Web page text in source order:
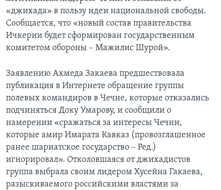
«джихада» в пользу идеи национальной свободы.
Сообщается, что «новый состав правительства
Ичкерии будет сформирован государственным
комитетом обороны – Мажилис Шурой».
Заявлению Ахмеда Закаева предшествовала
публикация в Интернете обращение группы
полевых командиров в Чечне, которые отказались
подчиняться Доку Умарову, и сообщили о
намерении «сражаться за интересы Чечни,
которые амир Имарата Кавказ (провозглашенное
ранее шариатское государство – Ред.)
игнорировал». Отколовшаяся от джихадистов
группа выбрала своим лидером Хусейна Гакаева,
разыскиваемого российскими властями за